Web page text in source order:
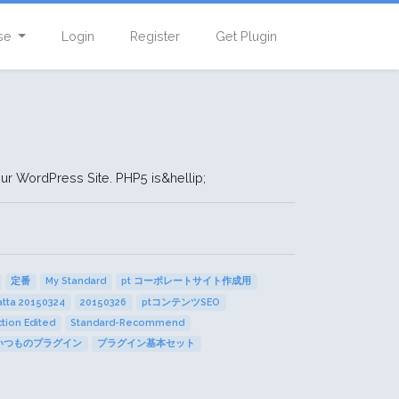
Login Register Get Plugin
WordPress Site. PHP5 is&hellip;
定番 My Standard
pt コーポレートサイト作成用
20150324
20150326
ptコンテンツSEO
Edited
Standard-Recommend
つものプラグイン
プラグイン基本セット